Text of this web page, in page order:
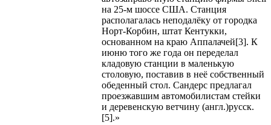
на 25-м шоссе США. Станция
располагалась неподалёку от городка
Норт-Корбин, штат Кентукки,
основанном на краю Аппалачей[3]. К
июню того же года он переделал
кладовую станции в маленькую
столовую, поставив в неё собственный
обеденный стол. Сандерс предлагал
проезжавшим автомобилистам стейки
и деревенскую ветчину (англ.)русск.
[5].»